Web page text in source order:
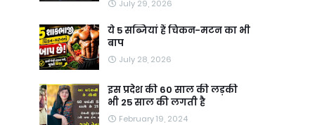
July 29, 2026
ये 5 सब्जियां हैं चिकन-मटन का भी
बाप
July 28, 2026
इस प्रदेश की 60 साल की लड़की
भी 25 साल की लगती है
February 19, 2024